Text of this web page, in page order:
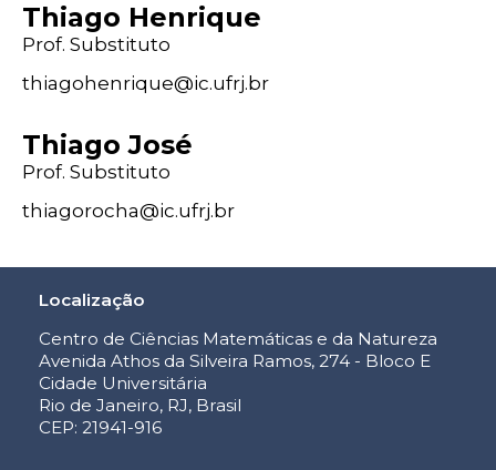
Thiago Henrique
Prof. Substituto
thiagohenrique@ic.ufrj.br
Thiago José
Prof. Substituto
thiagorocha@ic.ufrj.br
Localização
Centro de Ciências Matemáticas e da Natureza
Avenida Athos da Silveira Ramos, 274 - Bloco E
Cidade Universitária
Rio de Janeiro, RJ, Brasil
CEP: 21941-916